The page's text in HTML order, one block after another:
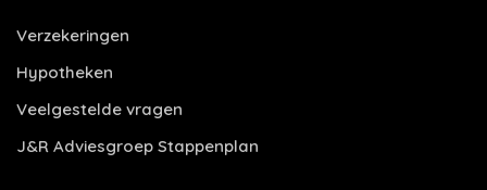
Verzekeringen
Hypotheken
Veelgestelde vragen
J&R Adviesgroep Stappenplan